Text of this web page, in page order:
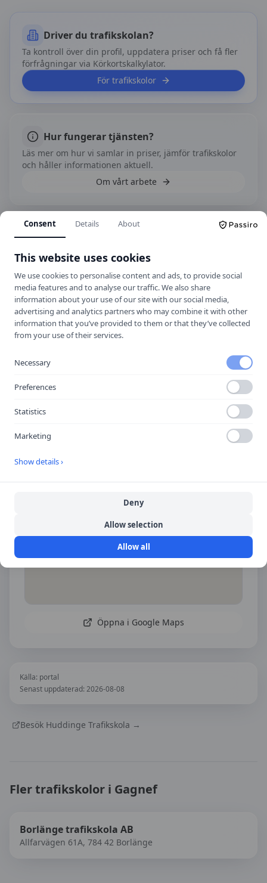
Driver du trafikskolan?
Ta kontroll över din profil, uppdatera priser och få fler
förfrågningar via Körkortskalkylator.
För trafikskolor
Hur fungerar tjänsten?
Läs mer om hur vi samlar in priser, jämför trafikskolor
och håller informationen aktuell.
Om vårt arbete
Kontakt
Kommunalvägen 20, 141 61 Huddinge
+46 8 711 50 00
kontoret@huddingetrafikskola.se
Hemsida
Öppna i Google Maps
Källa: portal
Senast uppdaterad: 2026-08-08
Besök Huddinge Trafikskola →
Fler trafikskolor i Gagnef
Borlänge trafikskola AB
Allfarvägen 61A, 784 42 Borlänge
Consent Details About
This website uses cookies
We use cookies to personalise content and ads, to provide social
media features and to analyse our traffic. We also share
information about your use of our site with our social media,
advertising and analytics partners who may combine it with other
information that you’ve provided to them or that they’ve collected
from your use of their services.
Necessary
Preferences
Statistics
Marketing
Show details ›
Deny
Allow selection
Allow all